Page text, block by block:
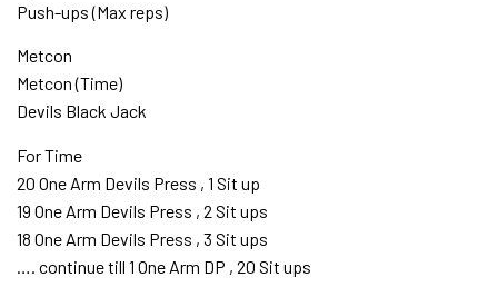
Push-ups (Max reps)
Metcon
Metcon (Time)
Devils Black Jack
For Time
20 One Arm Devils Press , 1 Sit up
19 One Arm Devils Press , 2 Sit ups
18 One Arm Devils Press , 3 Sit ups
…. continue till 1 One Arm DP , 20 Sit ups